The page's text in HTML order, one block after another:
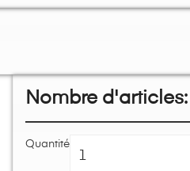
Nombre d'articles:
Quantité